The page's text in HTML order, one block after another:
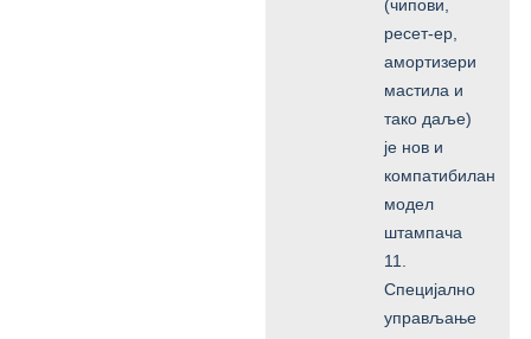
(чипови,
ресет-ер,
амортизери
мастила и
тако даље)
је нов и
компатибилан
модел
штампача
11.
Специјално
управљање